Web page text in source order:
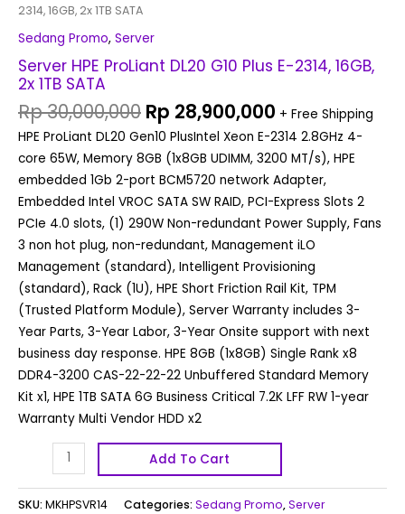
2314, 16GB, 2x 1TB SATA
Sedang Promo, Server
Server HPE ProLiant DL20 G10 Plus E-2314, 16GB,
2x 1TB SATA
Rp30,000,000 Rp 28,900,000 + Free Shipping
HPE ProLiant DL20 Gen10 PlusIntel Xeon E-2314 2.8GHz 4-
core 65W, Memory 8GB (1x8GB UDIMM, 3200 MT/s), HPE
embedded 1Gb 2-port BCM5720 network Adapter,
Embedded Intel VROC SATA SW RAID, PCI-Express Slots 2
PCIe 4.0 slots, (1) 290W Non-redundant Power Supply, Fans
3 non hot plug, non-redundant, Management iLO
Management (standard), Intelligent Provisioning
(standard), Rack (1U), HPE Short Friction Rail Kit, TPM
(Trusted Platform Module), Server Warranty includes 3-
Year Parts, 3-Year Labor, 3-Year Onsite support with next
business day response. HPE 8GB (1x8GB) Single Rank x8
DDR4-3200 CAS-22-22-22 Unbuffered Standard Memory
Kit x1, HPE 1TB SATA 6G Business Critical 7.2K LFF RW 1-year
Warranty Multi Vendor HDD x2
Add To Cart
SKU: MKHPSVR14 Categories: Sedang Promo,Server